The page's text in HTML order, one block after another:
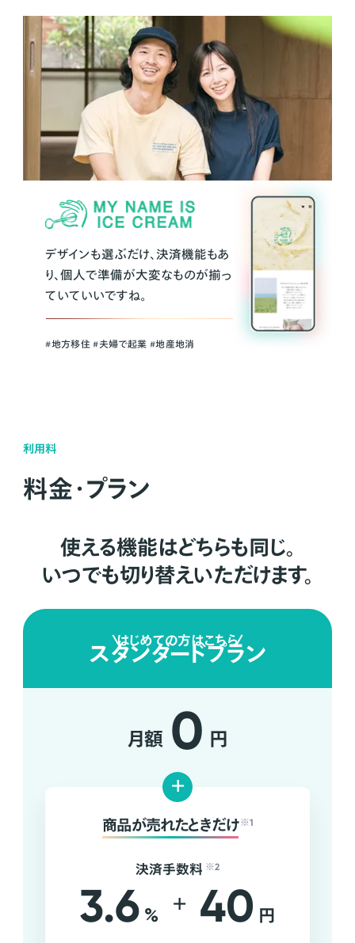
デザインも選ぶだけ、決済機能もあ
り、個人で準備が大変なものが揃っ
ていていいですね。
#地方移住 #夫婦で起業 #地産地消
利用料
料金・プラン
使える機能はどちらも同じ。
いつでも切り替えいただけます。
はじめての方はこちら
スタンダードプラン
月額 0 円
+
商品が売れたときだけ ※1
決済手数料 ※2
3.6 % + 40 円